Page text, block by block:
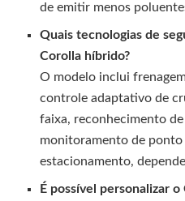
de emitir menos
Quais tecnologias de
Corolla híbrido?
O modelo inclui
controle adaptativo de
faixa, reconhecimento
monitoramento de ponto
estacionamento,
É possível personalizar